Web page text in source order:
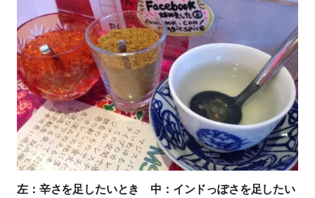
左：辛さを足したいとき 中：インドっぽさを足したい